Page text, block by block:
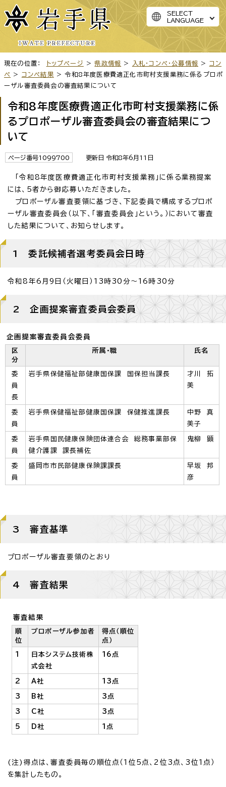
SELECT
LANGUAGE
現在の位置： トップページ > 県政情報 > 入札・コンペ・公募情報 > コン
ペ
> コンペ結果 > 令和8年度医療費適正化市町村支援業務に係るプロポ
ーザル審査委員会の審査結果について
令和8年度医療費適正化市町村支援業務に係
るプロポーザル審査委員会の審査結果につ
いて
ページ番号1099700 更新日 令和8年6月11日
「令和8年度医療費適正化市町村支援業務」に係る業務提案
には、5者から御応募いただきました。
プロポーザル審査要領に基づき、下記委員で構成するプロポ
ーザル審査委員会（以下、「審査委員会」という。）において審査
した結果について、お知らせします。
1 委託候補者選考委員会日時
令和8年6月9日（火曜日）13時30分～16時30分
2 企画提案審査委員会委員
企画提案審査委員会委員
区
分
所属・職 氏名
委
員
長
岩手県保健福祉部健康国保課 国保担当課長
才川 拓
美
委
員
岩手県保健福祉部健康国保課 保健推進課長
中野 真
美子
委
員
岩手県国民健康保険団体連合会 総務事業部保
健介護課 課長補佐
鬼柳 顕
委
員
盛岡市市民部健康保険課課長
早坂 邦
彦
3 審査基準
プロポーザル審査要領のとおり
4 審査結果
審査結果
順
位
プロポーザル参加者
得点（順位
点）
1
日本システム技術株
式会社
16点
2 A社 13点
3 B社 3点
3 C社 3点
5 D社 1点
(注)得点は、審査委員毎の順位点（1位5点、2位3点、3位1点）
を集計したもの。